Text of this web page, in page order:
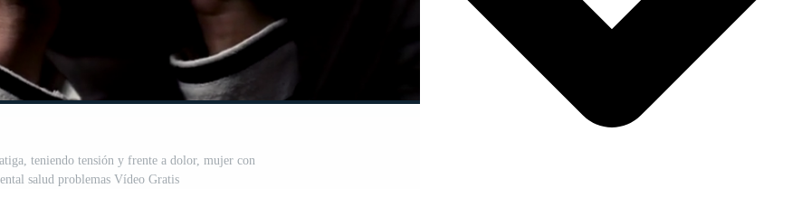
teniendo tensión y frente a dolor, mujer con
salud problemas Vídeo Gratis